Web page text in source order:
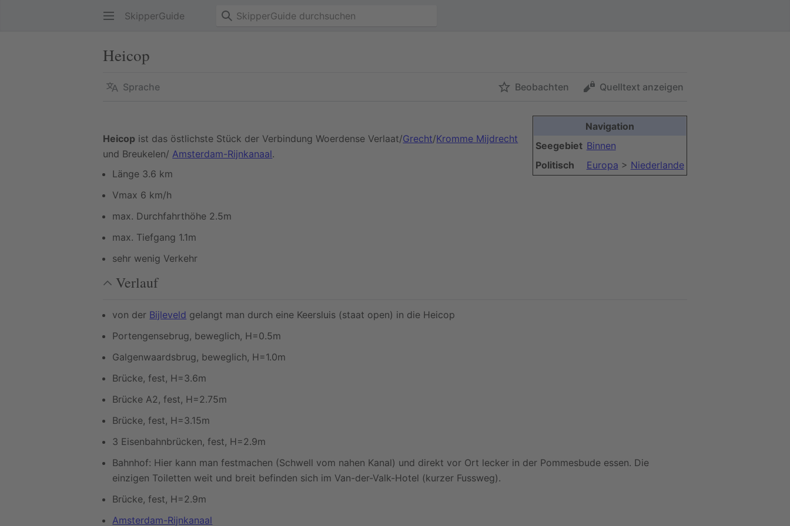
SkipperGuide
Heicop
Sprache Beobachten Quelltext anzeigen
Navigation
Seegebiet Binnen
Politisch
Europa > Niederlande
Heicop ist das östlichste Stück der Verbindung Woerdense Verlaat/Grecht/Kromme Mijdrecht
und Breukelen/Amsterdam-Rijnkanaal.
Länge 3.6 km
Vmax 6 km/h
max. Durchfahrthöhe 2.5m
max. Tiefgang 1.1m
sehr wenig Verkehr
Verlauf
von der Bijleveld gelangt man durch eine Keersluis (staat open) in die Heicop
Portengensebrug, beweglich, H=0.5m
Galgenwaardsbrug, beweglich, H=1.0m
Brücke, fest, H=3.6m
Brücke A2, fest, H=2.75m
Brücke, fest, H=3.15m
3 Eisenbahnbrücken, fest, H=2.9m
Bahnhof: Hier kann man festmachen (Schwell vom nahen Kanal) und direkt vor Ort lecker in der Pommesbude essen. Die
einzigen Toiletten weit und breit befinden sich im Van-der-Valk-Hotel (kurzer Fussweg).
Brücke, fest, H=2.9m
Amsterdam-Rijnkanaal